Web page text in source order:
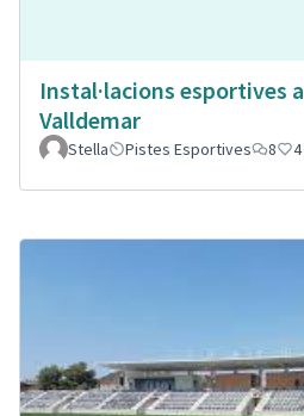
Instal·lacions esportives a
Valldemar
Stella Pistes Esportives 8 4